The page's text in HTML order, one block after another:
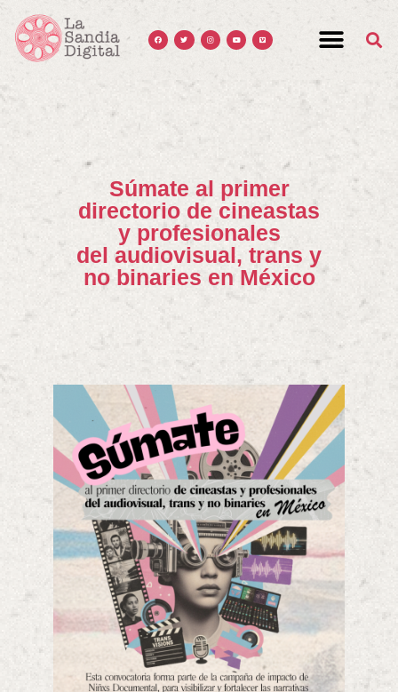
Súmate al primer
directorio de cineastas
y profesionales
del audiovisual, trans y
no binaries en México